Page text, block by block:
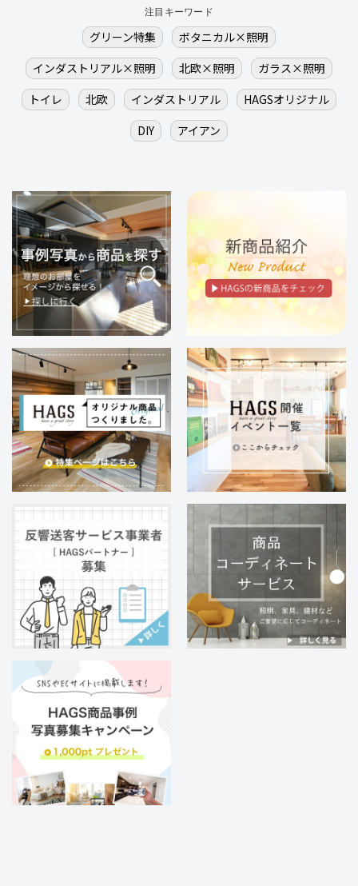
注目キーワード
グリーン特集
ボタニカル×照明
インダストリアル×照明
北欧×照明
ガラス×照明
トイレ
北欧 インダストリアル
HAGSオリジナル
DIY
アイアン